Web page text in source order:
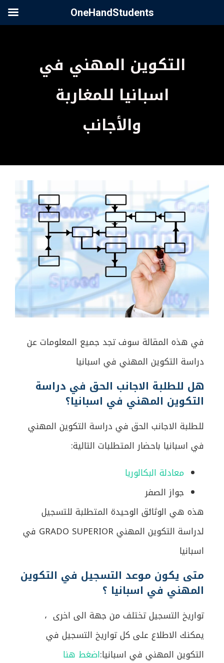
التكوين المهني في
اسبانيا للمغاربة
والأجانب
في هذه المقالة سوف تجد جميع المعلومات عن
دراسة التكوين المهني في اسبانيا
هل للطلبة الاجانب الحق في دراسة
التكوين المهني في اسبانيا؟
للطلبة الاجانب الحق في دراسة التكوين المهني
في اسبانيا باحضار المتطلبات التالية:
معادلة البكالوريا
جواز الصفر
هذه هي الوثائق الوحيدة المتطلبة للتسجيل
لدراسة التكوين المهني GRADO SUPERIOR في
اسبانيا
متى يكون موعد التسجيل في التكوين
المهني في اسبانيا ؟
تواريخ التسجيل تختلف من جهة الى اخرى ،
يمكنك الاطلاع على كل تواريخ التسجيل في
التكوين المهني في اسبانيا:اضغط هنا
OneHandStudents